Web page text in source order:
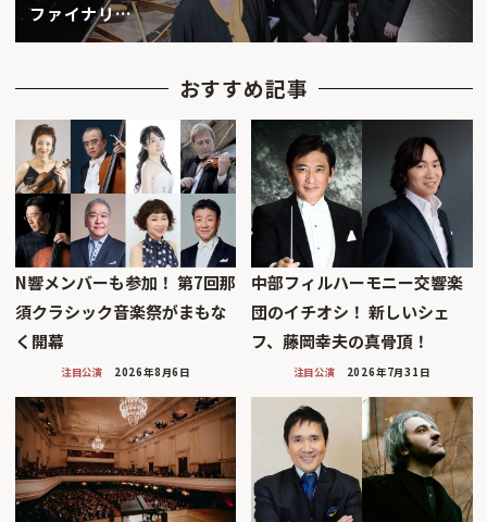
ファイナリ…
おすすめ記事
N響メンバーも参加！ 第7回那
須クラシック音楽祭がまもな
く開幕
注目公演 2026年8月6日
中部フィルハーモニー交響楽
団のイチオシ！ 新しいシェ
フ、藤岡幸夫の真骨頂！
注目公演 2026年7月31日